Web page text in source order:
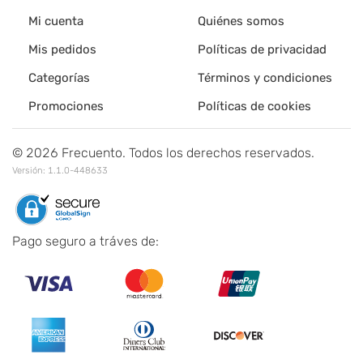
Mi cuenta
Mis pedidos
Categorías
Promociones
Quiénes somos
Políticas de privacidad
Términos y condiciones
Políticas de cookies
© 2026 Frecuento. Todos los derechos reservados.
Versión: 1.1.0-448633
Pago seguro a tráves de: